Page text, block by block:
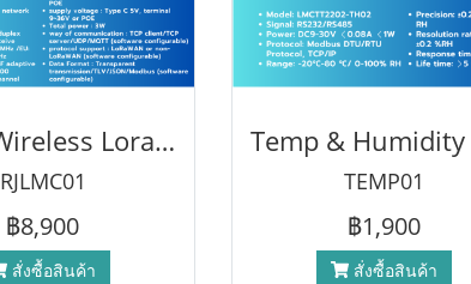
Smart Wireless Lora Gateway รับสัญญาไกลถึง 2 กิโลเมตร
RJLMC01
฿8,900
สั่งซื้อสินค้า
TEMP01
฿1,900
สั่งซื้อสินค้า